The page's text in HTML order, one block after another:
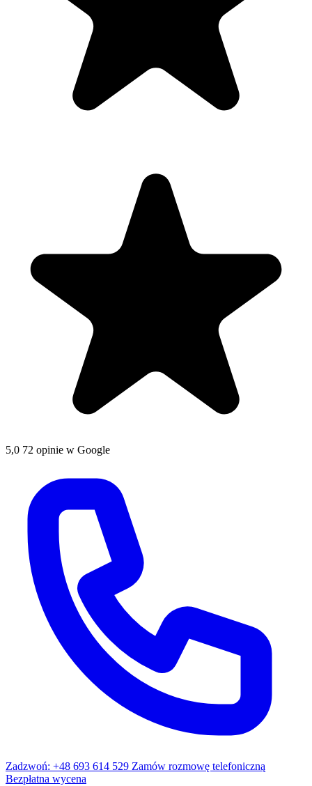
5,0 72 opinie w Google
Zadzwoń: +48 693 614 529 Zamów rozmowę telefoniczną
Bezpłatna wycena